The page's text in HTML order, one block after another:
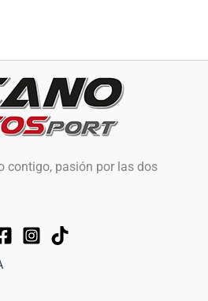
contigo, pasión por las dos